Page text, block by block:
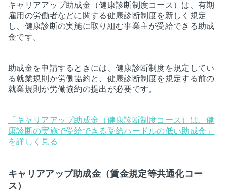
キャリアアップ助成金（健康診断制度コース）は、有期
雇用の労働者などに関する健康診断制度を新しく規定
し、健康診断の実施に取り組む事業主が受給できる助成
金です。
助成金を申請するときには、健康診断制度を規定してい
る就業規則か労働協約と、健康診断制度を規定する前の
就業規則か労働協約の提出が必要です。
「キャリアアップ助成金（健康診断制度コース）は、健
康診断の実施で受給できる受給ハードルの低い助成金」
を詳しく見る
キャリアアップ助成金（賃金規定等共通化コー
ス）